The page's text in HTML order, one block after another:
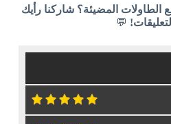
الطاولات المضيئة؟ شاركنا رأيك
💬